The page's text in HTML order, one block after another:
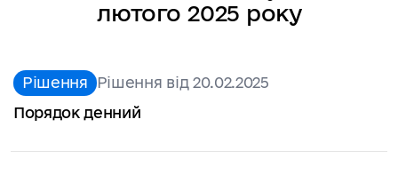
лютого 2025 року
Рішення Рішення від 20.02.2025
Порядок денний